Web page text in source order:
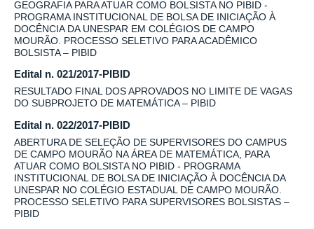
GEOGRAFIA PARA ATUAR COMO BOLSISTA NO PIBID -
PROGRAMA INSTITUCIONAL DE BOLSA DE INICIAÇÃO À
DOCÊNCIA DA UNESPAR EM COLÉGIOS DE CAMPO
MOURÃO. PROCESSO SELETIVO PARA ACADÊMICO
BOLSISTA – PIBID
Edital n. 021/2017-PIBID
RESULTADO FINAL DOS APROVADOS NO LIMITE DE VAGAS
DO SUBPROJETO DE MATEMÁTICA – PIBID
Edital n. 022/2017-PIBID
ABERTURA DE SELEÇÃO DE SUPERVISORES DO CAMPUS
DE CAMPO MOURÃO NA ÁREA DE MATEMÁTICA, PARA
ATUAR COMO BOLSISTA NO PIBID - PROGRAMA
INSTITUCIONAL DE BOLSA DE INICIAÇÃO À DOCÊNCIA DA
UNESPAR NO COLÉGIO ESTADUAL DE CAMPO MOURÃO.
PROCESSO SELETIVO PARA SUPERVISORES BOLSISTAS –
PIBID